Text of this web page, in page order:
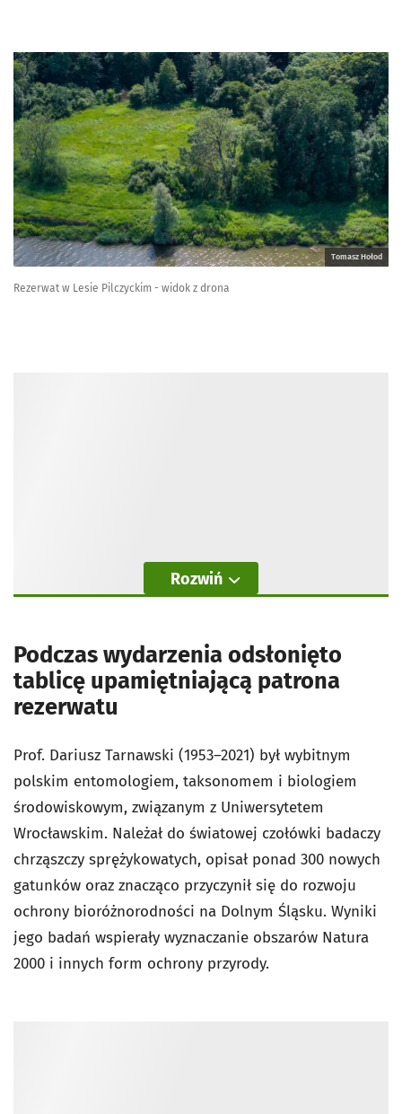
Tomasz Hołod
Rezerwat w Lesie Pilczyckim - widok z drona
Rozwiń
Podczas wydarzenia odsłonięto
tablicę upamiętniającą patrona
rezerwatu
Prof. Dariusz Tarnawski (1953–2021) był wybitnym
polskim entomologiem, taksonomem i biologiem
środowiskowym, związanym z Uniwersytetem
Wrocławskim. Należał do światowej czołówki badaczy
chrząszczy sprężykowatych, opisał ponad 300 nowych
gatunków oraz znacząco przyczynił się do rozwoju
ochrony bioróżnorodności na Dolnym Śląsku. Wyniki
jego badań wspierały wyznaczanie obszarów Natura
2000 i innych form ochrony przyrody.